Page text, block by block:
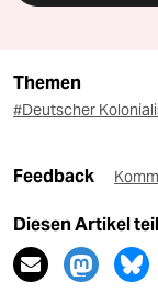
Themen
#Deutscher
Feedback
Diesen Artikel